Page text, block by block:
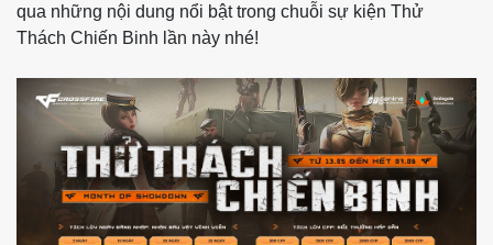
qua những nội dung nổi bật trong chuỗi sự kiện Thử
Thách Chiến Binh lần này nhé!